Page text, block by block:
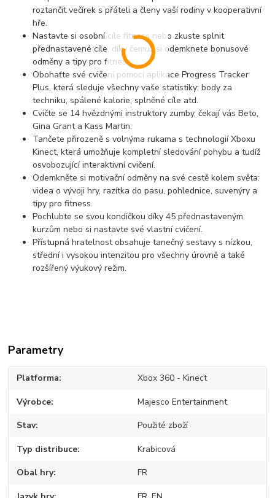
roztančit večírek s přáteli a členy vaší rodiny v kooperativní
hře.
Nastavte si osobní cíle fitness nebo zkuste splnit
přednastavené cíle, díky čemuž si odemknete bonusové
odměny a tipy pro fitness.
Obohaťte své cvičení pomocí aplikace Progress Tracker
Plus, která sleduje všechny vaše statistiky: body za
techniku, spálené kalorie, splněné cíle atd.
Cvičte se 14 hvězdnými instruktory zumby, čekají vás Beto,
Gina Grant a Kass Martin.
Tančete přirozeně s volnýma rukama s technologií Xboxu
Kinect, která umožňuje kompletní sledování pohybu a tudíž
osvobozující interaktivní cvičení.
Odemkněte si motivační odměny na své cestě kolem světa:
videa o vývoji hry, razítka do pasu, pohlednice, suvenýry a
tipy pro fitness.
Pochlubte se svou kondičkou díky 45 přednastaveným
kurzům nebo si nastavte své vlastní cvičení.
Přístupná hratelnost obsahuje tanečný sestavy s nízkou,
střední i vysokou intenzitou pro všechny úrovně a také
rozšířený výukový režim.
Parametry
Platforma Xbox 360 - Kinect
Výrobce Majesco Entertainment
Stav Použité zboží
Typ distribuce Krabicová
Obal hry FR